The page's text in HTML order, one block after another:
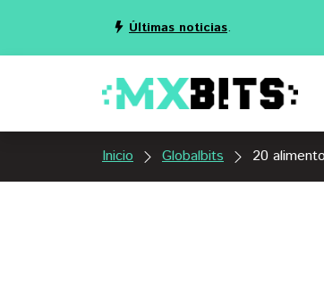
Últimas noticias.
Inicio Globalbits 20